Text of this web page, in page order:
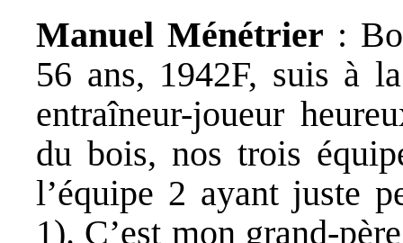
Manuel Ménétrier :
56 ans, 1942F, suis à
entraîneur-joueur
du bois, nos trois
l’équipe 2 ayant juste
1). C’est mon grand-